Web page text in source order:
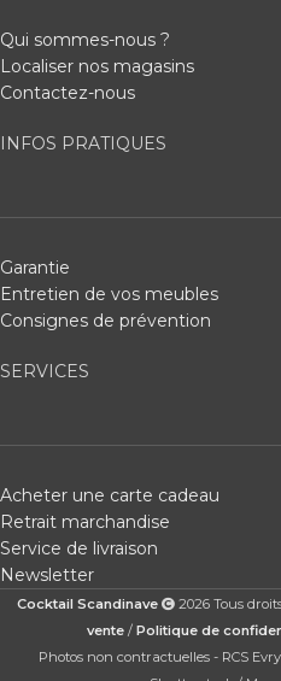
Qui sommes-nous ?
Localiser nos magasins
Contactez-nous
INFOS PRATIQUES
Garantie
Entretien de vos meubles
Consignes de prévention
SERVICES
Acheter une carte cadeau
Retrait marchandise
Service de livraison
Newsletter
Cocktail Scandinave 2026 Tous
vente/ Politique de
Photos non contractuelles - RCS